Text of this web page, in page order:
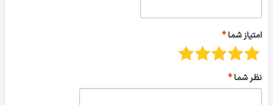
امتیاز شما
نظر شما